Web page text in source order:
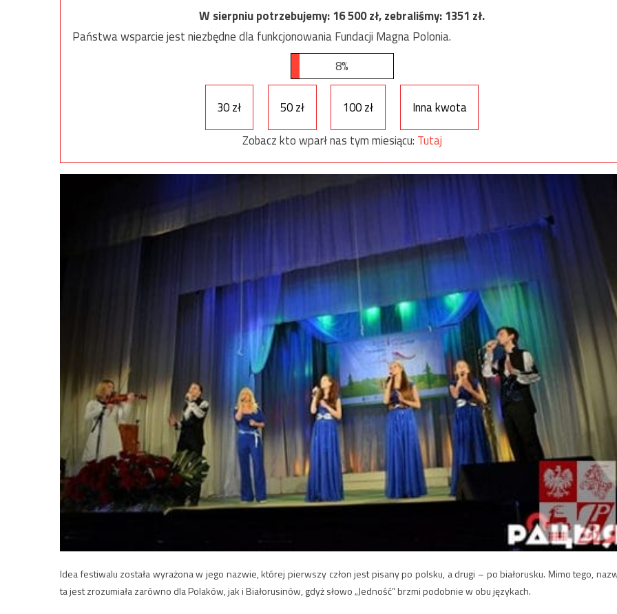
W sierpniu potrzebujemy:16 500zł, zebraliśmy:1351 zł.
Państwa wsparcie jest niezbędne dla funkcjonowania Fundacji Magna Polonia.
8%
30 zł 50 zł 100 zł
Inna kwota
Zobacz kto wparł nas tym miesiącu: Tutaj
Idea festiwalu została wyrażona w jego nazwie, której pierwszy człon jest pisany po polsku, a drugi – po białorusku. Mimo tego,
ta jest zrozumiała zarówno dla Polaków, jak i Białorusinów, gdyż słowo „Jedność” brzmi podobnie w obu językach.